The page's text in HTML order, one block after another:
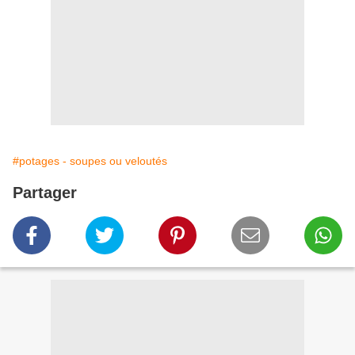
#potages - soupes ou veloutés
Partager